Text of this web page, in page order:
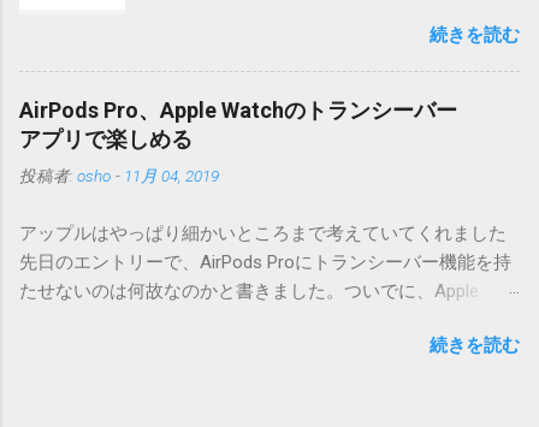
りませんので無視してください。MacOS XでZIP圧縮している
ため、Mac独自のファイル情報が含まれてしまうようで
す。） Ver.0.3.0以降用の差分ファイルはこちら 。ZIP圧縮して
まとめてあります。いまのバージョン番号と同じバージョン
合は一つずつ順に適用していく必要があります。0.5.0以降
ません。改造してる方向けに、バージョンアップポイントを
お知らせするのが主な目的となっています。 まずはどんなふ
うに使うものか説明し、設置方法は後述します。 使い方 メー
ル本文の1行目にauthor（投稿者）を、2行目にカテゴリを、
の名前としてはいまだにiOSのままとか、そん
な理由じゃないでしょうね。 それは混乱のも
ア・アップデートのセキュリティコンテンツ
については、以下のWebサイトをご覧くださ
い」の部分。 セキュリティコンテンツ…？ こ
す。人によってはここで悩んだ結果、アップ
デートをしない人も出てきそうですよ。アッ
プデートに限らず、分からないけどやってみ
が多いと思います。経験上の感覚ですけれ
続きを読む
AirPods Pro、Apple Watchのトランシーバー
アプリで楽しめる
投稿者: osho - 11月 04, 2019
アップルはやっぱり細かいところまで考えていてくれました
先日のエントリーで、AirPods Proにトランシーバー機能を持
たせないのは何故なのかと書きました。ついでに、Apple
はiPhoneに接続してるから使えないじゃん云々を書いたので
続きを読む